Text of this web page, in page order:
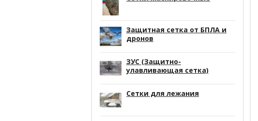
Защитная сетка от БПЛА и
дронов
ЗУС (Защитно-
улавливающая сетка)
Сетки для лежания